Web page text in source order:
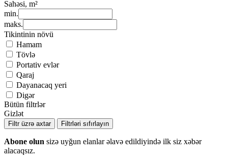
Sahəsi, m²
min.
maks.
Tikintinin növü
Hamam
Tövlə
Portativ evlər
Qaraj
Dayanacaq yeri
Digər
Bütün filtrlər
Gizlət
Filtr üzrə axtar Filtrləri sıfırlayın
Abone olun sizə uyğun elanlar əlavə edildiyində ilk siz xəbər
alacaqsız.